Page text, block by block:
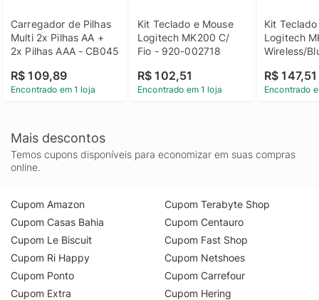
Carregador de Pilhas
Multi 2x Pilhas AA +
2x Pilhas AAA - CB045
R$ 109,89
Encontrado em 1 loja
Kit Teclado e Mouse
Logitech MK200 C/
Fio - 920-002718
R$ 102,51
Encontrado em 1 loja
Kit
Logitech
Wireless/
R$ 147,51
Encontrado
Mais descontos
Temos cupons disponíveis para economizar em suas compras
online.
Cupom Amazon
Cupom Casas Bahia
Cupom Le Biscuit
Cupom Ri Happy
Cupom Ponto
Cupom Extra
Cupom Terabyte Shop
Cupom Centauro
Cupom Fast Shop
Cupom Netshoes
Cupom Carrefour
Cupom Hering